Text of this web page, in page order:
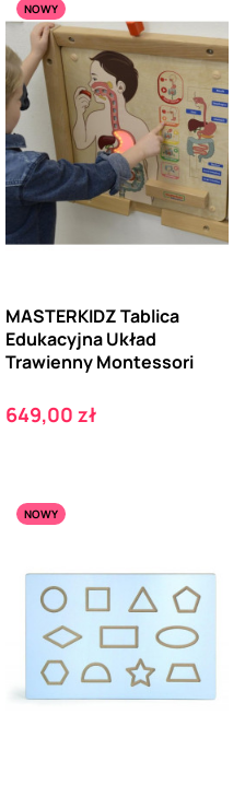
NOWY
MASTERKIDZ Tablica
Edukacyjna Układ
Trawienny Montessori
Cena
649,00 zł
NOWY